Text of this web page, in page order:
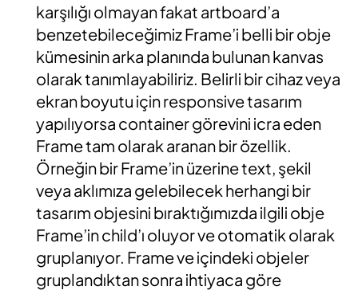
karşılığı olmayan fakat artboard’a
benzetebileceğimiz Frame’i belli bir obje
kümesinin arka planında bulunan kanvas
olarak tanımlayabiliriz. Belirli bir cihaz veya
ekran boyutu için responsive tasarım
yapılıyorsa container görevini icra eden
Frame tam olarak aranan bir özellik.
Örneğin bir Frame’in üzerine text, şekil
veya aklımıza gelebilecek herhangi bir
tasarım objesini bıraktığımızda ilgili obje
Frame’in child’ı oluyor ve otomatik olarak
gruplanıyor. Frame ve içindeki objeler
gruplandıktan sonra ihtiyaca göre